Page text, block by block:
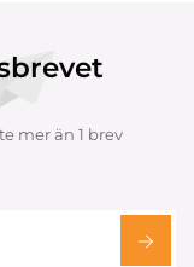
mer än 1 brev